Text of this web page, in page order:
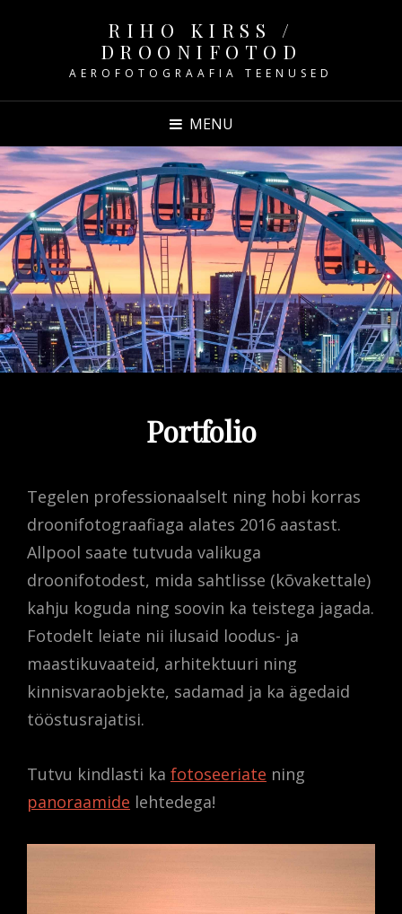
RIHO KIRSS /
DROONIFOTOD
AEROFOTOGRAAFIA TEENUSED
MENU
Portfolio
Tegelen professionaalselt ning hobi korras
droonifotograafiaga alates 2016 aastast.
Allpool saate tutvuda valikuga
droonifotodest, mida sahtlisse (kõvakettale)
kahju koguda ning soovin ka teistega jagada.
Fotodelt leiate nii ilusaid loodus- ja
maastikuvaateid, arhitektuuri ning
kinnisvaraobjekte, sadamad ja ka ägedaid
tööstusrajatisi.
Tutvu kindlasti ka fotoseeriate ning
panoraamide lehtedega!